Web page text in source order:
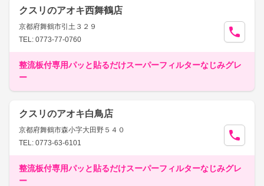
クスリのアオキ西舞鶴店
京都府舞鶴市引土３２９
TEL: 0773-77-0760
整流板付専用パッと貼るだけスーパーフィルターなじみグレ
ー
クスリのアオキ白鳥店
京都府舞鶴市森小字大田野５４０
TEL: 0773-63-6101
整流板付専用パッと貼るだけスーパーフィルターなじみグレ
ー